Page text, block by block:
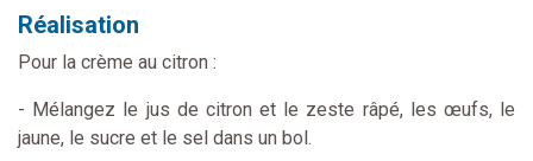
Réalisation
Pour la crème au citron :
- Mélangez le jus de citron et le zeste râpé, les œufs, le
jaune, le sucre et le sel dans un bol.